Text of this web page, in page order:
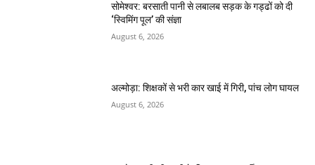
सोमेश्वर: बरसाती पानी से लबालब सड़क के गड्ढों को दी
‘स्विमिंग पूल’ की संज्ञा
August 6, 2026
अल्मोड़ा: शिक्षकों से भरी कार खाई में गिरी, पांच लोग घायल
August 6, 2026